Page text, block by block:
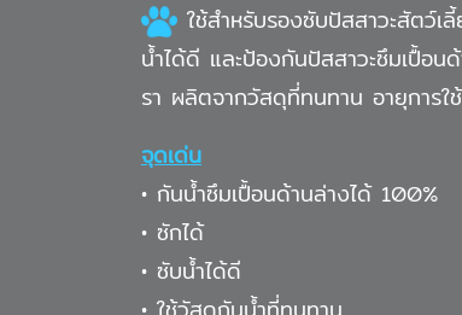
ใช้สำหรับรองซับปัสสาวะสัตว์เ
น้ำได้ดี และป้องกันปัสสาวะซึมเปื้อ
รา ผลิตจากวัสดุที่ทนทาน อายุการใ
จุดเด่น
• กันน้ำซึมเปื้อนด้านล่างได้ 100%
• ซักได้
• ซับน้ำได้ดี